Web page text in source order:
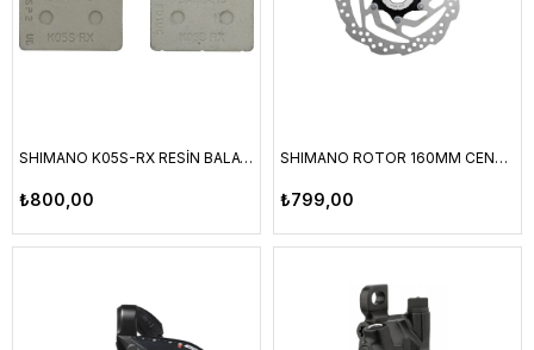
SHIMANO K05S-RX RESİN BALATA PABUÇ VE YAY (ÇİFT)
₺800,00
SHIMANO ROTOR 160MM CENTER LOCK SM-RT10 (KİLİT DAHİL)
₺799,00